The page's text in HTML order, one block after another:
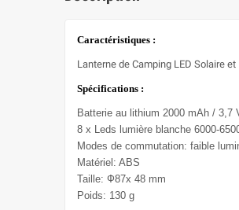
Caractéristiques :
Lanterne de Camping LED Solaire
Spécifications :
Batterie au lithium 2000 mAh / 3,7
8 x Leds lumière blanche 6000-
Modes de commutation: faible
Matériel: ABS
Taille: Ф87x 48 mm
Poids: 130 g